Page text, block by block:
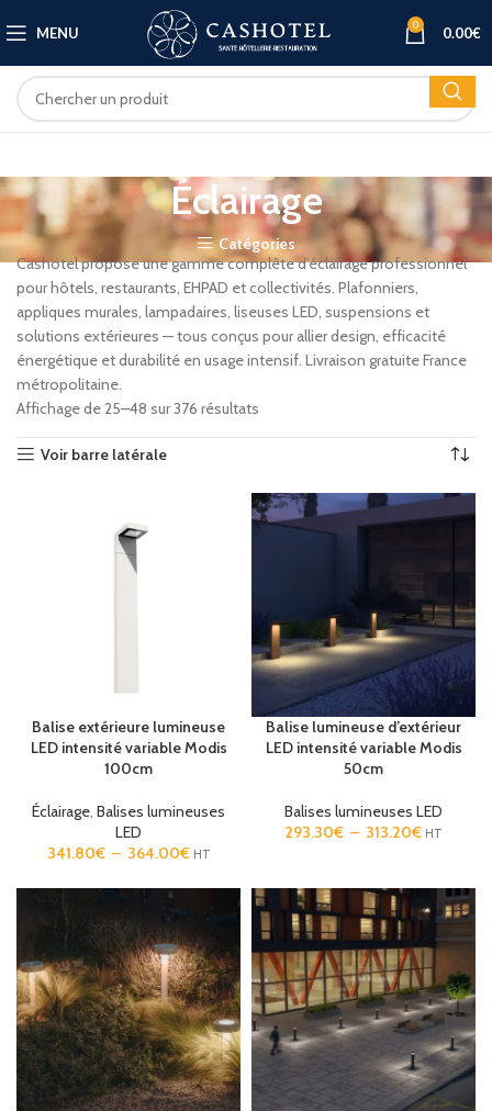
MENU 0 0.00€
Éclairage
Catégories
Cashotel propose une gamme complète d’éclairage professionnel
pour hôtels, restaurants, EHPAD et collectivités. Plafonniers,
appliques murales, lampadaires, liseuses LED, suspensions et
solutions extérieures — tous conçus pour allier design, efficacité
énergétique et durabilité en usage intensif. Livraison gratuite France
métropolitaine.
Affichage de 25–48 sur 376 résultats
Voir barre latérale
VertBlancDoré GrisNoir
Gris urbainMarron
Balise extérieure lumineuse
LED intensité variable Modis
100cm
Éclairage, Balises lumineuses
LED
341.80€ – 364.00€ HT
VertBlancDoré GrisNoir
Gris urbainMarron
Balise lumineuse d’extérieur
LED intensité variable Modis
50cm
Balises lumineuses LED
293.30€ – 313.20€ HT